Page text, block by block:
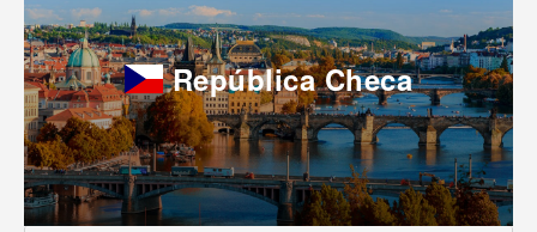
República Checa